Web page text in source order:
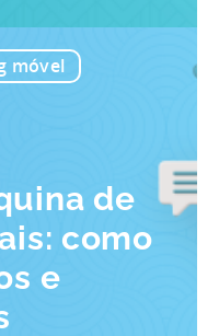
móvel
de
como
e